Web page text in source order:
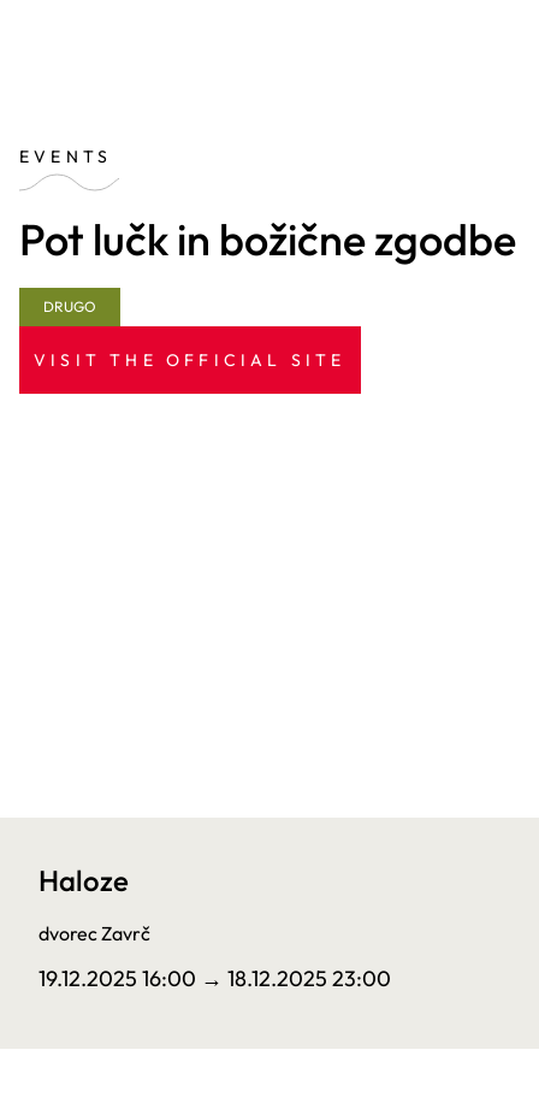
EVENTS
Pot lučk in božične zgodbe
DRUGO
VISIT THE OFFICIAL SITE
Haloze
dvorec Zavrč
19.12.2025 16:00 → 18.12.2025 23:00